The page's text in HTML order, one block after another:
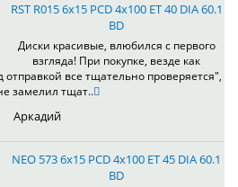
RST R015 6x15 PCD 4x100 ET 40 DIA 60.1
BD
Диски красивые, влюбился с первого
взгляда! При покупке, везде как
все тщательно проверяется",
замелил тщат..
Аркадий
NEO 573 6x15 PCD 4x100 ET 45 DIA 60.1
BD